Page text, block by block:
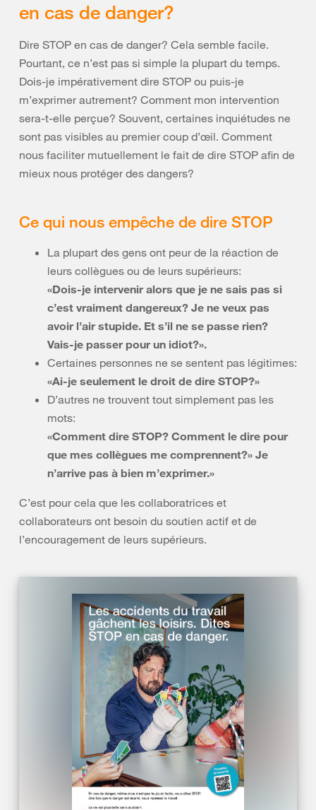
en cas de danger?
Dire STOP en cas de danger? Cela semble facile.
Pourtant, ce n’est pas si simple la plupart du temps.
Dois-je impérativement dire STOP ou puis-je
m’exprimer autrement? Comment mon intervention
sera-t-elle perçue? Souvent, certaines inquiétudes ne
sont pas visibles au premier coup d’œil. Comment
nous faciliter mutuellement le fait de dire STOP afin de
mieux nous protéger des dangers?
Ce qui nous empêche de dire STOP
La plupart des gens ont peur de la réaction de
leurs collègues ou de leurs supérieurs:
«Dois-je intervenir alors que je ne sais pas si
c’est vraiment dangereux? Je ne veux pas
avoir l’air stupide. Et s’il ne se passe rien?
Vais-je passer pour un idiot?».
Certaines personnes ne se sentent pas légitimes:
«Ai-je seulement le droit de dire STOP?»
D’autres ne trouvent tout simplement pas les
mots:
«Comment dire STOP? Comment le dire pour
que mes collègues me comprennent?» Je
n’arrive pas à bien m’exprimer.»
C’est pour cela que les collaboratrices et
collaborateurs ont besoin du soutien actif et de
l’encouragement de leurs supérieurs.